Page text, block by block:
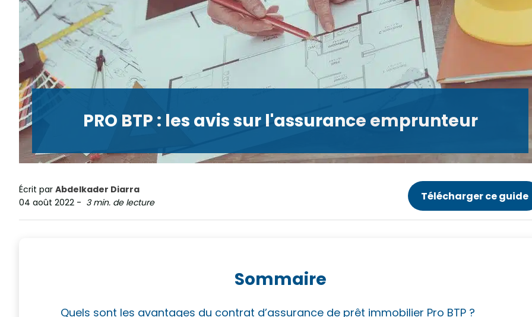
PRO BTP : les avis sur l'assurance emprunteur
Écrit par Abdelkader Diarra
04 août 2022 - 3 min. de lecture Télécharger ce guide
Sommaire
Quels sont les avantages du contrat d’assurance de prêt immobilier Pro BTP ?